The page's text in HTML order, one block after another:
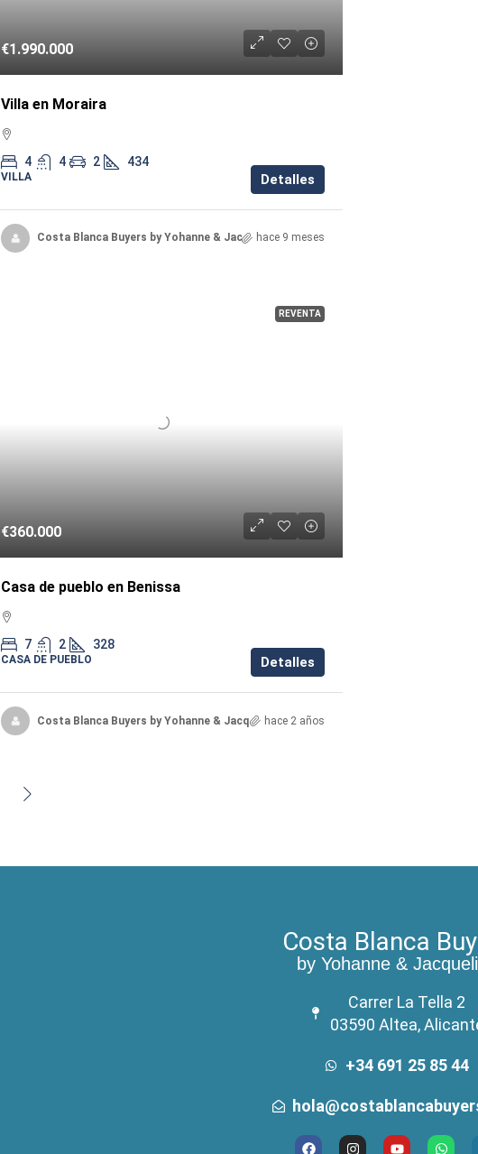
€1.990.000
Villa en Moraira
4 4 2 434
VILLA Detalles
Costa Blanca Buyers by Yohanne & Jacquelinehace 9 meses
REVENTA
€360.000
Casa de pueblo en Benissa
7 2 328
CASA DE PUEBLO Detalles
Costa Blanca Buyers by Yohanne & Jacquelinehace 2 años
Costa Blanca
by Yohanne &
Carrer La Tella 2
03590 Altea,
+34 691 25 85 44